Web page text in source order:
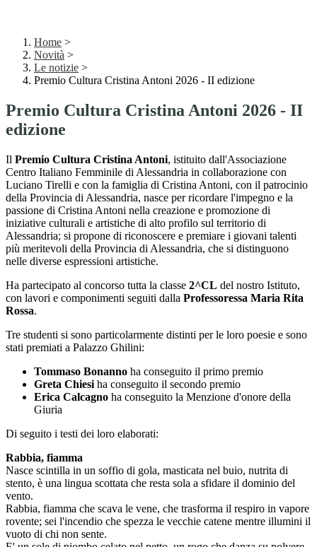
Home >
Novità >
Le notizie >
Premio Cultura Cristina Antoni 2026 - II edizione
Premio Cultura Cristina Antoni 2026 - II
edizione
Il Premio Cultura Cristina Antoni, istituito dall'Associazione
Centro Italiano Femminile di Alessandria in collaborazione con
Luciano Tirelli e con la famiglia di Cristina Antoni, con il patrocinio
della Provincia di Alessandria, nasce per ricordare l'impegno e la
passione di Cristina Antoni nella creazione e promozione di
iniziative culturali e artistiche di alto profilo sul territorio di
Alessandria; si propone di riconoscere e premiare i giovani talenti
più meritevoli della Provincia di Alessandria, che si distinguono
nelle diverse espressioni artistiche.
Ha partecipato al concorso tutta la classe 2^CL del nostro Istituto,
con lavori e componimenti seguiti dalla Professoressa Maria Rita
Rossa.
Tre studenti si sono particolarmente distinti per le loro poesie e sono
stati premiati a Palazzo Ghilini:
Tommaso Bonanno ha conseguito il primo premio
Greta Chiesi ha conseguito il secondo premio
Erica Calcagno ha conseguito la Menzione d'onore della
Giuria
Di seguito i testi dei loro elaborati:
Rabbia, fiamma
Nasce scintilla in un soffio di gola, masticata nel buio, nutrita di
stento, è una lingua scottata che resta sola a sfidare il dominio del
vento.
Rabbia, fiamma che scava le vene, che trasforma il respiro in vapore
rovente; sei l'incendio che spezza le vecchie catene mentre illumini il
vuoto di chi non sente.